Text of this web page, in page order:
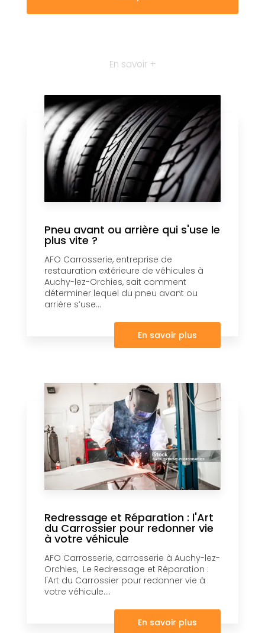
En savoir +
Pneu avant ou arrière qui s'use le
plus vite ?
AFO Carrosserie, entreprise de
restauration extérieure de véhicules à
Auchy-lez-Orchies, sait comment
déterminer lequel du pneu avant ou
arrière s’use...
En savoir plus
Redressage et Réparation : l'Art
du Carrossier pour redonner vie
à votre véhicule
AFO Carrosserie, carrosserie à Auchy-lez-
Orchies, Le Redressage et Réparation :
l'Art du Carrossier pour redonner vie à
votre véhicule....
En savoir plus